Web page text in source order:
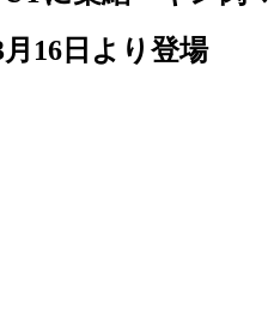
16日より登場